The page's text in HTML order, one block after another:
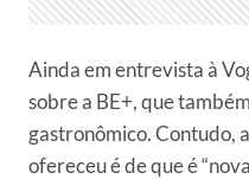
Ainda em entrevista à
sobre a BE+, que
gastronômico. Contudo,
ofereceu é de que é